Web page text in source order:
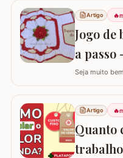
Artigo 🔥
Jogo de
a passo
vaso
Seja muito
tapete
a passo foi
complete seu
peça com
Artigo 🔥
Quanto